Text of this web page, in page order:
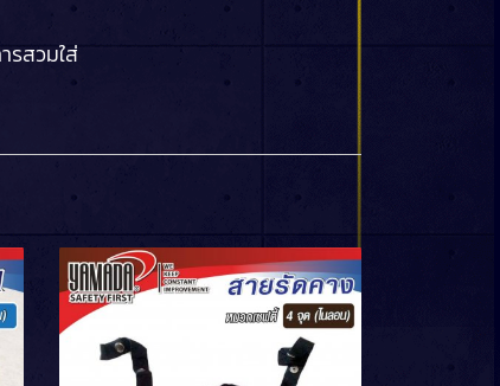
รสวมใส่